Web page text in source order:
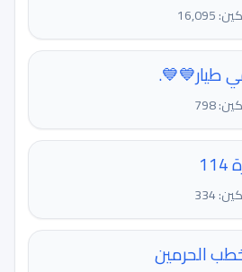
طيار💙💙.
798
334
الحرمين